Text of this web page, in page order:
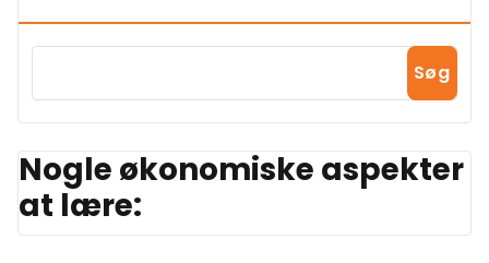
Søg
Nogle økonomiske aspekter
at lære: